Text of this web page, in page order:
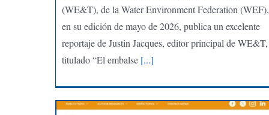
(WE&T), de la Water Environment Federation (WEF),
en su edición de mayo de 2026, publica un excelente
reportaje de Justin Jacques, editor principal de WE&T,
titulado “El embalse[...]